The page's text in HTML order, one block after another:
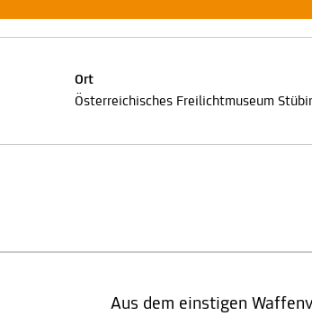
Ort
Österreichisches Freilichtmuseum
Aus dem einstigen